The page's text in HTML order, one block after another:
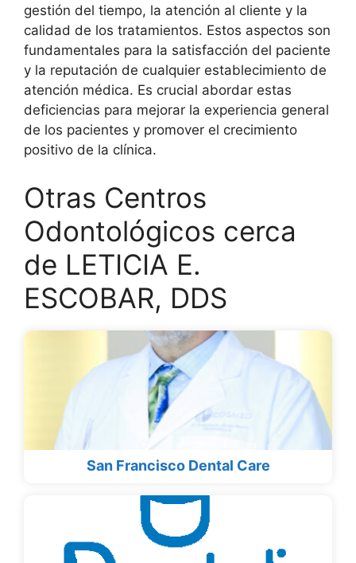
gestión del tiempo, la atención al cliente y la
calidad de los tratamientos. Estos aspectos son
fundamentales para la satisfacción del paciente
y la reputación de cualquier establecimiento de
atención médica. Es crucial abordar estas
deficiencias para mejorar la experiencia general
de los pacientes y promover el crecimiento
positivo de la clínica.
Otras Centros
Odontológicos cerca
de LETICIA E.
ESCOBAR, DDS
San Francisco Dental Care